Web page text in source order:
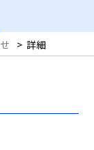
> 詳細